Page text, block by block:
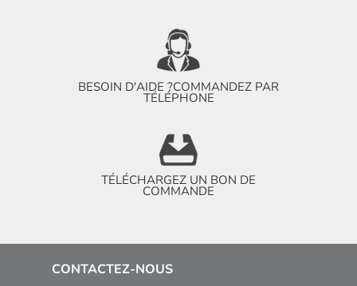
BESOIN D'AIDE ?COMMANDEZ PAR
TÉLÉPHONE
TÉLÉCHARGEZ UN BON DE
COMMANDE
CONTACTEZ-NOUS